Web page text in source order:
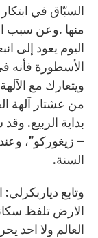
السبّاق في
منها .وعن سبب
اليوم يعود إلى
الأسطورة فأنه
ويتعارك مع
من عشتار آلهة
بداية الربيع.
– زيغوركو”،
السنة.
الارض تلفظ
العالم ولا احد